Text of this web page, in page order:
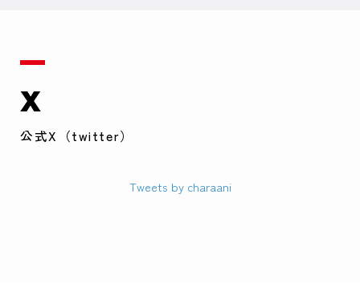
X
公式X（twitter）
Tweets by charaani